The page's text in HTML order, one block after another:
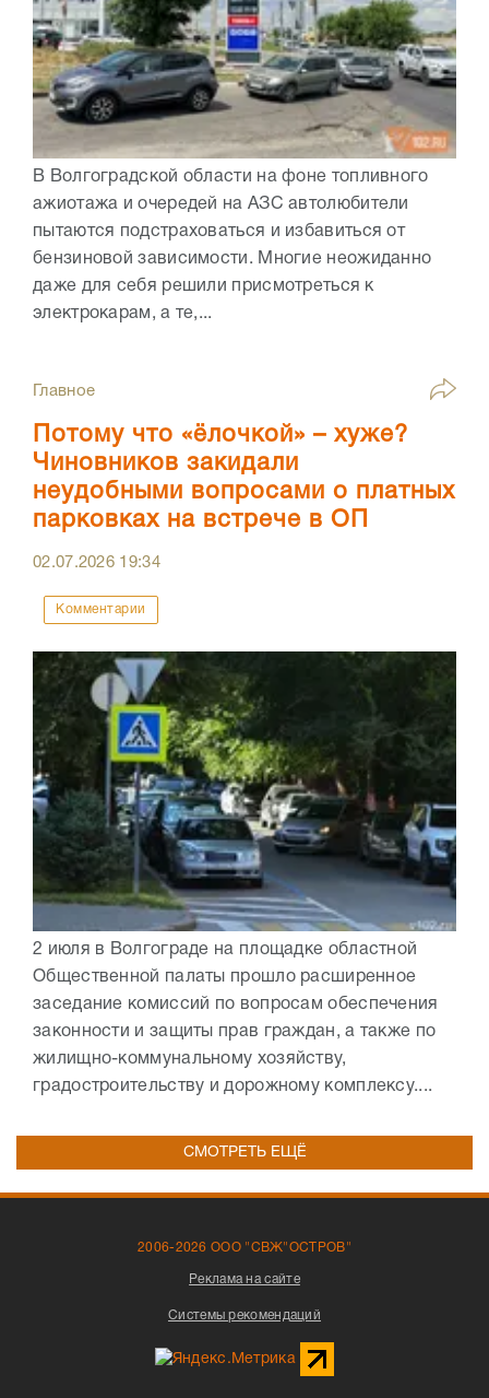
В Волгоградской области на фоне топливного
ажиотажа и очередей на АЗС автолюбители
пытаются подстраховаться и избавиться от
бензиновой зависимости. Многие неожиданно
даже для себя решили присмотреться к
электрокарам, а те,...
Главное
Потому что «ёлочкой» – хуже?
Чиновников закидали
неудобными вопросами о платных
парковках на встрече в ОП
02.07.2026 19:34
Комментарии
2 июля в Волгограде на площадке областной
Общественной палаты прошло расширенное
заседание комиссий по вопросам обеспечения
законности и защиты прав граждан, а также по
жилищно-коммунальному хозяйству,
градостроительству и дорожному комплексу....
СМОТРЕТЬ ЕЩЁ
2006-2026 ООО "СВЖ"ОСТРОВ"
Реклама на сайте
Системы рекомендаций